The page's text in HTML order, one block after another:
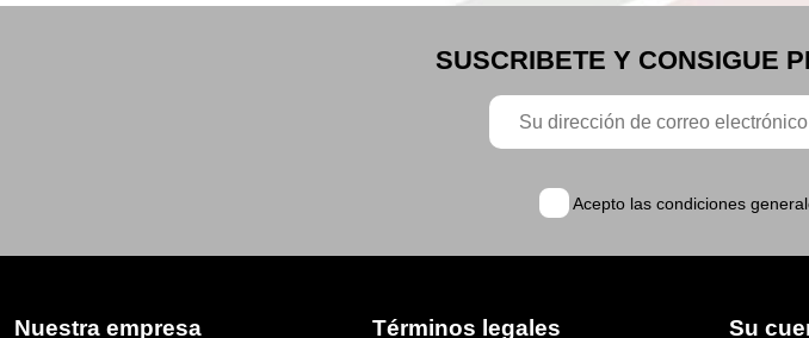
SUSCRIBETE Y CONSIGUE
Acepto las condiciones
Nuestra empresa Términos legales Su